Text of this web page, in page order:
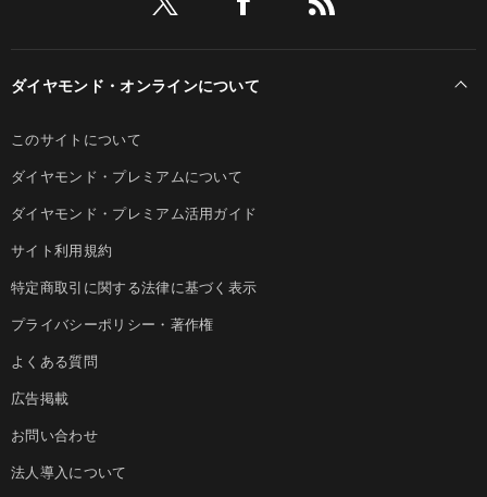
ダイヤモンド・オンラインについて
このサイトについて
ダイヤモンド・プレミアムについて
ダイヤモンド・プレミアム活用ガイド
サイト利用規約
特定商取引に関する法律に基づく表示
プライバシーポリシー・著作権
よくある質問
広告掲載
お問い合わせ
法人導入について